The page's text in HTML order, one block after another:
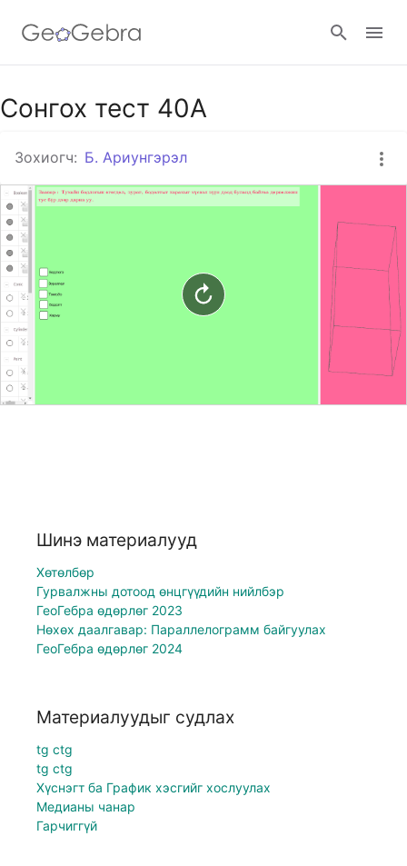
ГеоГебра анги
Сонгох тест 40А
Зохиогч: Б. Ариунгэрэл
Шинэ материалууд
Хөтөлбөр
Гурвалжны дотоод өнцгүүдийн нийлбэр
ГеоГебра өдөрлөг 2023
Нөхөх даалгавар: Параллелограмм байгуулах
ГеоГебра өдөрлөг 2024
Материалуудыг судлах
tg ctg
tg ctg
Хүснэгт ба График хэсгийг хослуулах
Медианы чанар
Гарчиггүй